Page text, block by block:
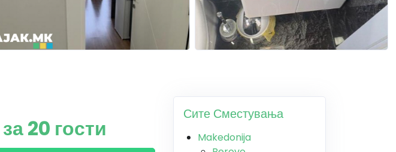
20 гости
Сите Сместувања
Makedonija